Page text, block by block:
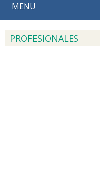
MENU
PROFESIONALES